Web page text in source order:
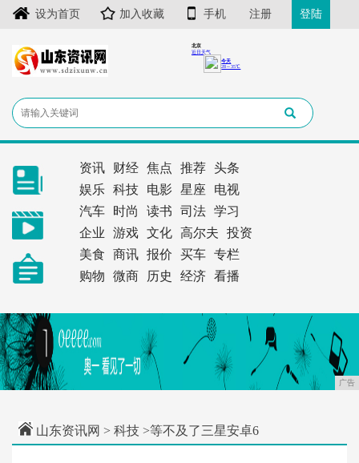
设为首页 加入收藏 手机 注册 登陆
资讯 财经 焦点 推荐
头条
娱乐
科技 电影 星座
电视
汽车
时尚 读书 司法
学习
企业
游戏 文化 高尔夫
投资
美食
商讯 报价 买车
专栏
购物
微商 历史 经济 看播
广告
山东资讯网 > 科技 >等不及了三星安卓6